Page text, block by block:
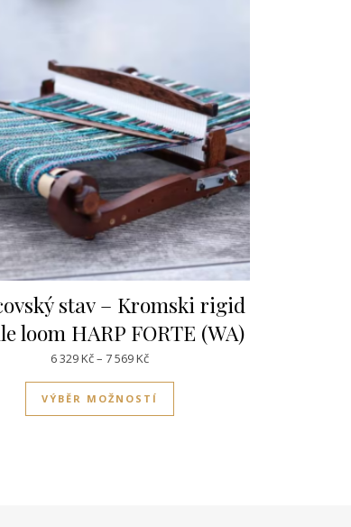
stav – Kromski rigid
loom HARP FORTE (WA)
6 329Kč– 7 569KčRozpětí cen: 6 329Kč až 7 569Kč
VÝBĚR MOŽNOSTÍ